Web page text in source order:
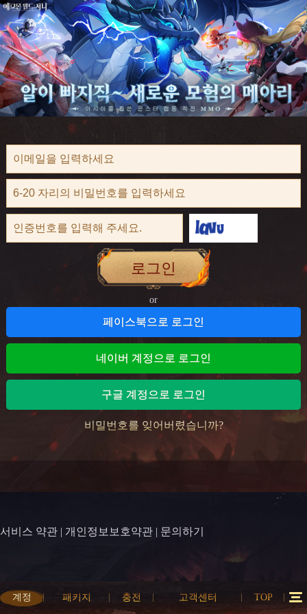
로그인
or
페이스북으로 로그인
네이버 계정으로 로그인
구글 계정으로 로그인
비밀번호를 잊어버렸습니까?
서비스 약관 | 개인정보보호약관 | 문의하기
계정 패키지 충전 고객센터 TOP 12